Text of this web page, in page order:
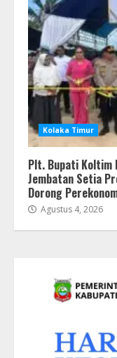
Kolaka Timur
Plt. Bupati Koltim
Jembatan Setia
Dorong
Agustus 4, 2026